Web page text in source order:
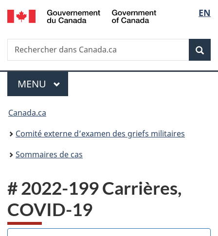
Passer
au
principal
Passer
à
Au
du
Passer
à
version
simplifiée
de
la
EN
Recherche
Rechercher
dans
Menu
MENU PRINCIPAL
Vous
êtes
ici :
Canada.ca
Comité externe d’examen des griefs militaires
Sommaires de cas
# 2022-199 Carrières,
COVID-19